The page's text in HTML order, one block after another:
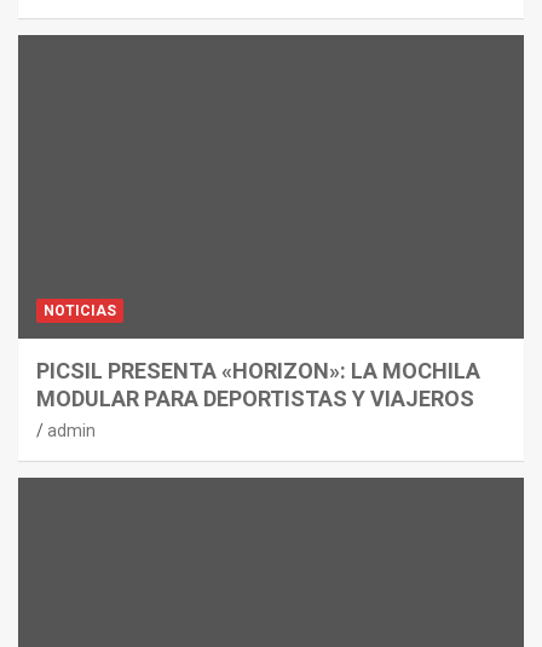
NOTICIAS
PICSIL PRESENTA «HORIZON»: LA MOCHILA
MODULAR PARA DEPORTISTAS Y VIAJEROS
admin